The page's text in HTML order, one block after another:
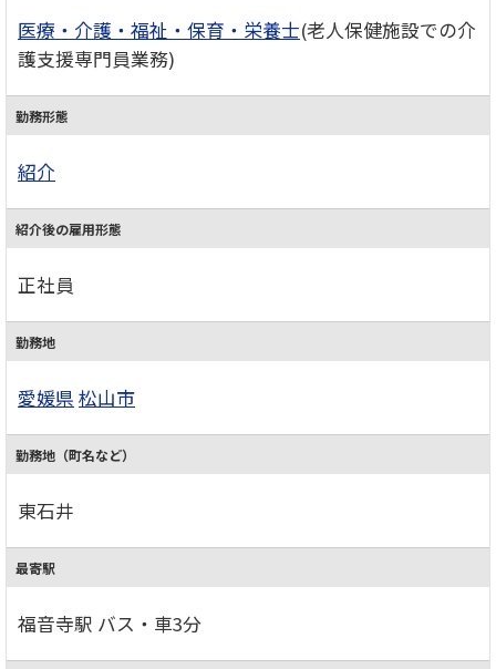
医療・介護・福祉・保育・栄養士(老人保健施設での介
護支援専門員業務)
勤務形態
紹介
紹介後の雇用形態
正社員
勤務地
愛媛県 松山市
勤務地（町名など）
東石井
最寄駅
福音寺駅 バス・車3分